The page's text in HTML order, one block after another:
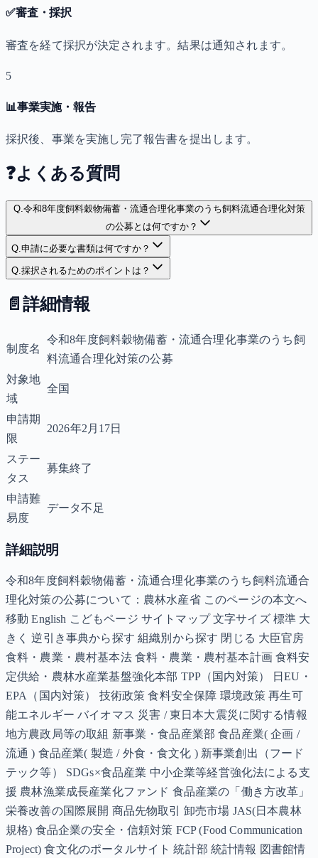
✅審査・採択
審査を経て採択が決定されます。結果は通知されます。
5
📊事業実施・報告
採択後、事業を実施し完了報告書を提出します。
❓よくある質問
Q.令和8年度飼料穀物備蓄・流通合理化事業のうち飼料流通合理化対策
の公募とは何ですか？
Q.申請に必要な書類は何ですか？
Q.採択されるためのポイントは？
📄 詳細情報
制度名
令和8年度飼料穀物備蓄・流通合理化事業のうち飼
料流通合理化対策の公募
対象地
域
全国
申請期
限
2026年2月17日
ステー
タス
募集終了
申請難
易度
データ不足
詳細説明
令和8年度飼料穀物備蓄・流通合理化事業のうち飼料流通合
理化対策の公募について：農林水産省 このページの本文へ
移動 English こどもページ サイトマップ 文字サイズ 標準 大
きく 逆引き事典から探す 組織別から探す 閉じる 大臣官房
食料・農業・農村基本法 食料・農業・農村基本計画 食料安
定供給・農林水産業基盤強化本部 TPP（国内対策） 日EU・
EPA（国内対策） 技術政策 食料安全保障 環境政策 再生可
能エネルギー バイオマス 災害 / 東日本大震災に関する情報
地方農政局等の取組 新事業・食品産業部 食品産業( 企画 /
流通 ) 食品産業( 製造 / 外食・食文化 ) 新事業創出（フード
テック等） SDGs×食品産業 中小企業等経営強化法による支
援 農林漁業成長産業化ファンド 食品産業の「働き方改革」
栄養改善の国際展開 商品先物取引 卸売市場 JAS(日本農林
規格) 食品企業の安全・信頼対策 FCP (Food Communication
Project) 食文化のポータルサイト 統計部 統計情報 図書館情